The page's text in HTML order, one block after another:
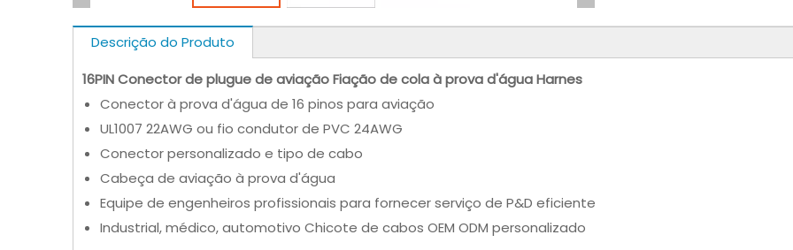
Descrição do Produto
16PIN Conector de plugue de aviação Fiação de cola à prova d'água Harnes
Conector à prova d'água de 16 pinos para aviação
UL1007 22AWG ou fio condutor de PVC 24AWG
Conector personalizado e tipo de cabo
Cabeça de aviação à prova d'água
Equipe de engenheiros profissionais para fornecer serviço de P&D eficiente
Industrial, médico, automotivo Chicote de cabos OEM ODM personalizado